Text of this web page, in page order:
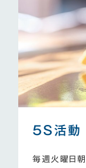
5S活動
毎週火曜日朝